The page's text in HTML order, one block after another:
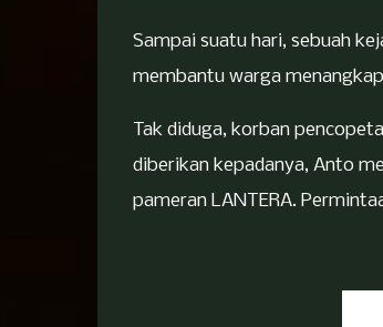
Sampai suatu hari, sebuah
membantu warga
Tak diduga, korban
diberikan kepadanya, Anto
pameran LANTERA.